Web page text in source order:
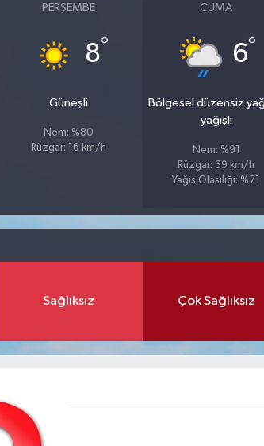
PERŞEMBE
8°
Güneşli
Nem: %80
Rüzgar: 16 km/h
CUMA
6°
Bölgesel düzensiz
yağışlı
Nem: %91
Rüzgar: 39 km/h
Yağış Olasılığı: %71
Sağlıksız Çok Sağlıksız